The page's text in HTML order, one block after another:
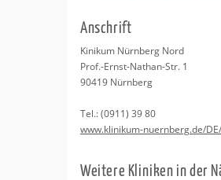
Beratung
Kurse
Regionale Tipps
An­schrift
Ki­ni­kum Nürn­berg Nord
Prof.-Ernst-Na­than-Str. 1
90419 Nürn­berg
Tel.:(0911) 39 80
www.​klinikum-​nuernberg.​de/​
Wei­te­re Kli­ni­ken in der